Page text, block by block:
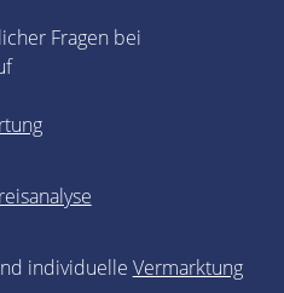
Fragen bei
individuelle Vermarktung